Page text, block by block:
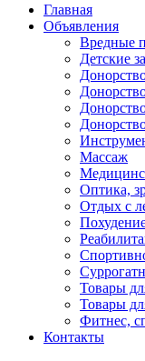
Главная
Объявления
Вредные
Детские
Массаж
Оптика,
Отдых с
Товары
Товары
Фитнес,
Контакты